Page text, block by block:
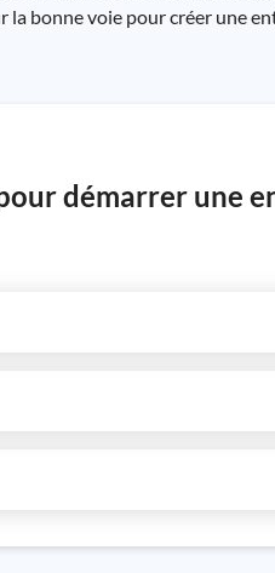
la bonne voie pour créer une
démarrer une